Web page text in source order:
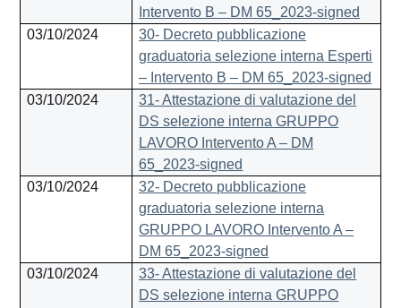
Intervento B – DM 65_2023-signed
03/10/2024
30- Decreto pubblicazione
graduatoria selezione interna Esperti
– Intervento B – DM 65_2023-signed
03/10/2024
31- Attestazione di valutazione del
DS selezione interna GRUPPO
LAVORO Intervento A – DM
65_2023-signed
03/10/2024
32- Decreto pubblicazione
graduatoria selezione interna
GRUPPO LAVORO Intervento A –
DM 65_2023-signed
03/10/2024
33- Attestazione di valutazione del
DS selezione interna GRUPPO